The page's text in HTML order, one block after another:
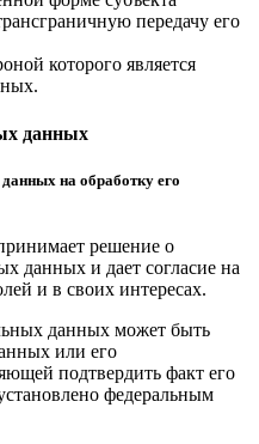
передачу его
которого является
данных
на обработку его
решение о
данных и дает согласие на
и в своих интересах.
данных может быть
или его
подтвердить факт его
федеральным